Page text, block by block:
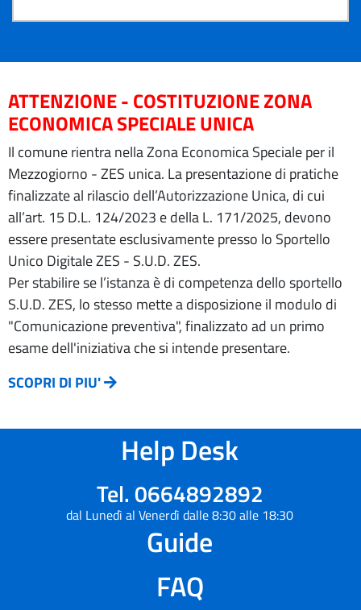
ATTENZIONE - COSTITUZIONE ZONA
ECONOMICA SPECIALE UNICA
Il comune rientra nella Zona Economica Speciale per il
Mezzogiorno - ZES unica. La presentazione di pratiche
finalizzate al rilascio dell’Autorizzazione Unica, di cui
all’art. 15 D.L. 124/2023 e della L. 171/2025, devono
essere presentate esclusivamente presso lo Sportello
Unico Digitale ZES - S.U.D. ZES.
Per stabilire se l’istanza è di competenza dello sportello
S.U.D. ZES, lo stesso mette a disposizione il modulo di
"Comunicazione preventiva", finalizzato ad un primo
esame dell'iniziativa che si intende presentare.
SCOPRI DI PIU'
Help Desk
Tel. 0664892892
dal Lunedì al Venerdì dalle 8:30 alle 18:30
Guide
FAQ